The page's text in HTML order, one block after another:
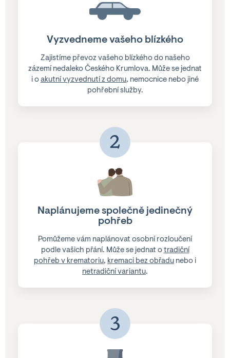
Vyzvedneme vašeho blízkého
Zajistíme převoz vašeho blízkého do našeho
zázemí nedaleko Českého Krumlova. Může se jednat
i o akutní vyzvednutí z domu, nemocnice nebo jiné
pohřební služby.
2
Naplánujeme společně jedinečný
pohřeb
Pomůžeme vám naplánovat osobní rozloučení
podle vašich přání. Může se jednat o tradiční
pohřeb v krematoriu, kremaci bez obřadu nebo i
netradiční variantu.
3